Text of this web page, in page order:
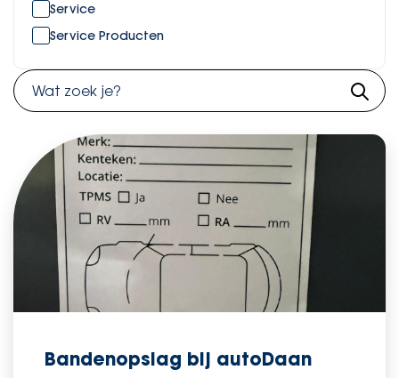
Service
Service Producten
Bandenopslag bij autoDaan